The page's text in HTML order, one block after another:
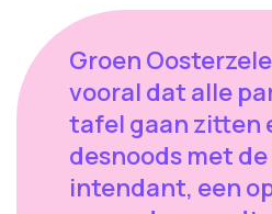
Groen
vooral dat alle
tafel gaan zitten
desnoods met
intendant, een